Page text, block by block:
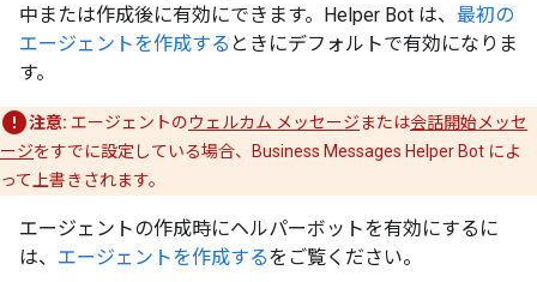
中または作成後に有効にできます。Helper Bot は、 最初の
エージェントを作成する ときにデフォルトで有効になりま
す。
注意: エージェントのウェルカム メッセージまたは会話開始メッセ
ージをすでに設定している場合、Business Messages Helper Bot によ
って上書きされます。
エージェントの作成時にヘルパーボットを有効にするに
は、 エージェントを作成するをご覧ください。